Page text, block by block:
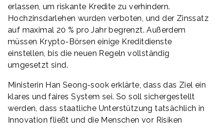
erlassen, um riskante Kredite zu verhindern.
Hochzinsdarlehen wurden verboten, und der Zinssatz
auf maximal 20 % pro Jahr begrenzt. Außerdem
müssen Krypto-Börsen einige Kreditdienste
einstellen, bis die neuen Regeln vollständig
umgesetzt sind.
Ministerin Han Seong-sook erklärte, dass das Ziel ein
klares und faires System sei. So soll sichergestellt
werden, dass staatliche Unterstützung tatsächlich in
Innovation fließt und die Menschen vor Risiken